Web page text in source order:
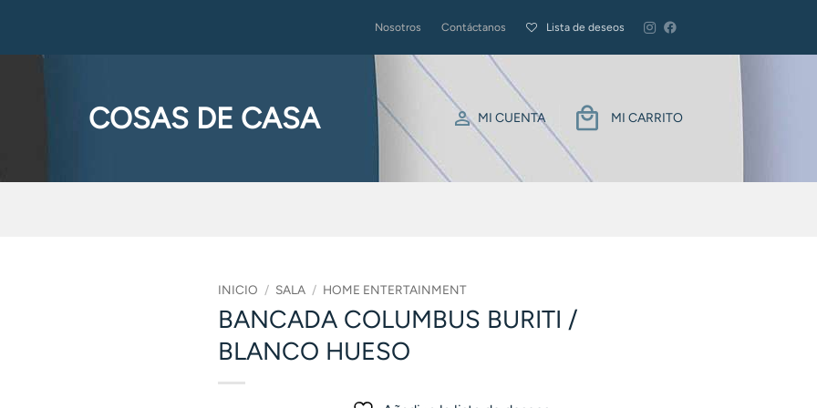
Nosotros Contáctanos Lista de deseos
COSAS DE CASA MI CUENTA MI CARRITO
INICIO / SALA / HOME ENTERTAINMENT
BANCADA COLUMBUS BURITI /
BLANCO HUESO